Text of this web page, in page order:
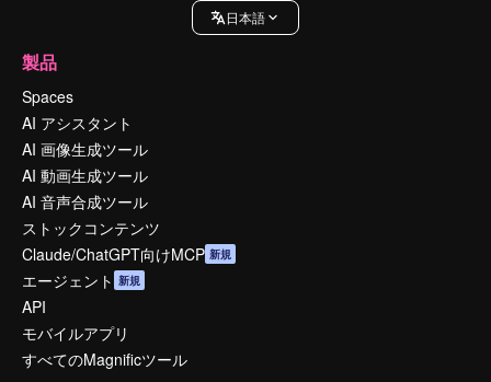
日本語
製品
Spaces
AI アシスタント
AI 画像生成ツール
AI 動画生成ツール
AI 音声合成ツール
ストックコンテンツ
Claude/ChatGPT向けMCP 新規
エージェント 新規
API
モバイルアプリ
すべてのMagnificツール